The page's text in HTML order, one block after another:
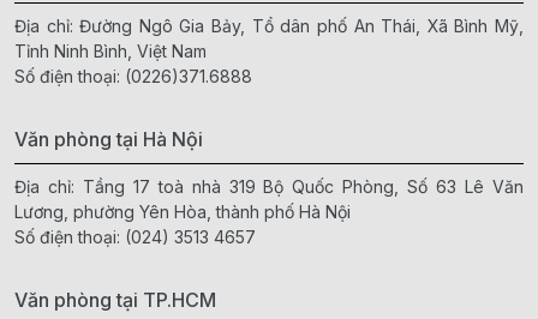
Địa chỉ: Đường Ngô Gia Bảy, Tổ dân phố An Thái, Xã Bình Mỹ,
Tỉnh Ninh Bình, Việt Nam
Số điện thoại: (0226)371.6888
Văn phòng tại Hà Nội
Địa chỉ: Tầng 17 toà nhà 319 Bộ Quốc Phòng, Số 63 Lê Văn
Lương, phường Yên Hòa, thành phố Hà Nội
Số điện thoại: (024) 3513 4657
Văn phòng tại TP.HCM